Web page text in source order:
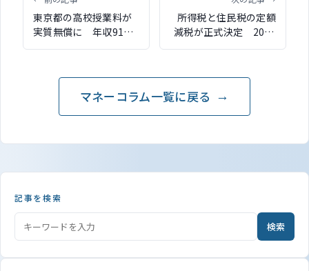
東京都の高校授業料が
実質無償に 年収910
万円目安の所得制限を
所得税と住民税の定額
減税が正式決定 2024
年6月より1人あたり計
マネーコラム一覧に戻る
記事を検索
検索